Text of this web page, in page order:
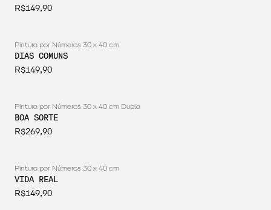
R$149,90
Pintura por Números 30 x 40 cm
DIAS COMUNS
R$149,90
Pintura por Números 30 x 40 cm Dupla
BOA SORTE
R$269,90
Pintura por Números 30 x 40 cm
VIDA REAL
R$149,90